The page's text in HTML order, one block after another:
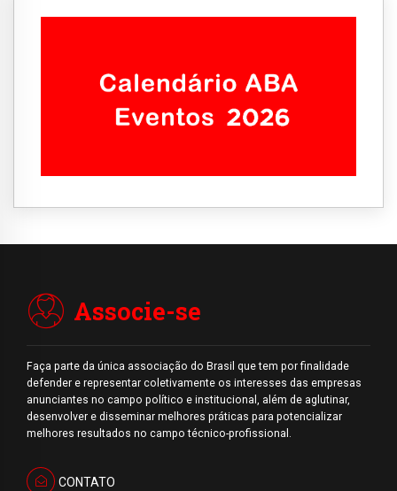
Associe-se
Faça parte da única associação do Brasil que tem por finalidade
defender e representar coletivamente os interesses das empresas
anunciantes no campo político e institucional, além de aglutinar,
desenvolver e disseminar melhores práticas para potencializar
melhores resultados no campo técnico-profissional.
CONTATO